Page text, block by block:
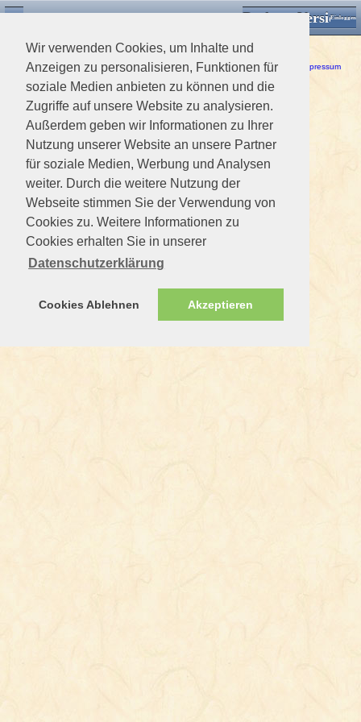
Wir verwenden Cookies, um Inhalte und
Anzeigen zu personalisieren, Funktionen für
soziale Medien anbieten zu können und die
Zugriffe auf unsere Website zu analysieren.
Außerdem geben wir Informationen zu Ihrer
Nutzung unserer Website an unsere Partner
für soziale Medien, Werbung und Analysen
weiter. Durch die weitere Nutzung der
Webseite stimmen Sie der Verwendung von
Cookies zu. Weitere Informationen zu
Cookies erhalten Sie in unserer
Datenschutzerklärung
Cookies Ablehnen Akzeptieren
Desktop VersionEinloggen
Ein Fehler ist aufgetreten!
Haftungsausschluss / Nutzungsbedingungen- Datenschutzerklärung Impressum